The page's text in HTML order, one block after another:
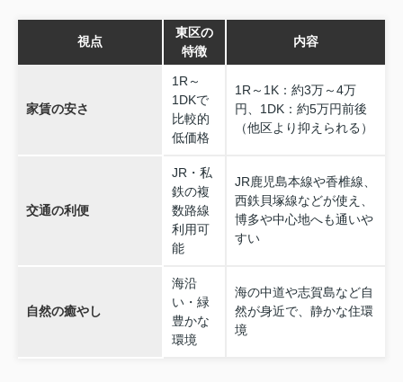
視点
東区の
特徴
内容
家賃の安さ
1R～
1DKで
比較的
低価格
1R～1K：約3万～4万
円、1DK：約5万円前後
（他区より抑えられる）
交通の利便
JR・私
鉄の複
数路線
利用可
能
JR鹿児島本線や香椎線、
西鉄貝塚線などが使え、
博多や中心地へも通いや
すい
自然の癒やし
海沿
い・緑
豊かな
環境
海の中道や志賀島など自
然が身近で、静かな住環
境